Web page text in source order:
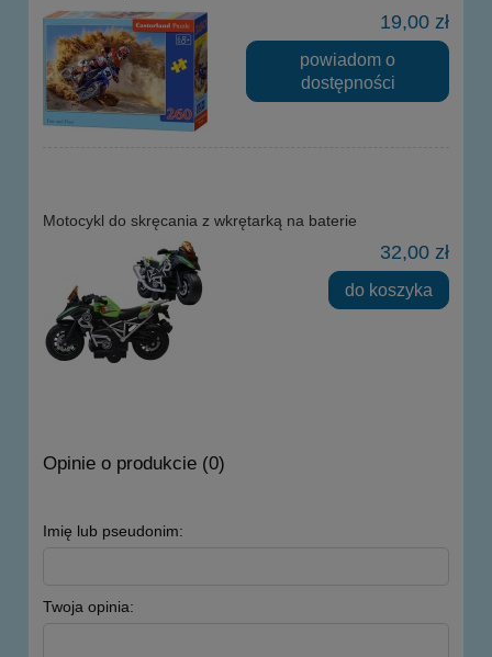
19,00 zł
powiadom o
dostępności
Motocykl do skręcania z wkrętarką na baterie
32,00 zł
do koszyka
Opinie o produkcie (0)
Imię lub pseudonim:
Twoja opinia: